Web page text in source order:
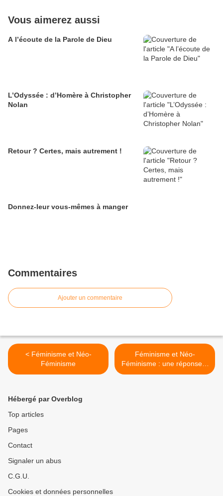
Vous aimerez aussi
A l’écoute de la Parole de Dieu
L’Odyssée : d’Homère à Christopher
Nolan
Retour ? Certes, mais autrement !
Donnez-leur vous-mêmes à manger
Commentaires
Ajouter un commentaire
< Féminisme et Néo-
Féminisme
Féminisme et Néo-
Féminisme : une réponse à
l'article de Christiane
Hébergé par Overblog
Top articles
Pages
Contact
Signaler un abus
C.G.U.
Cookies et données personnelles